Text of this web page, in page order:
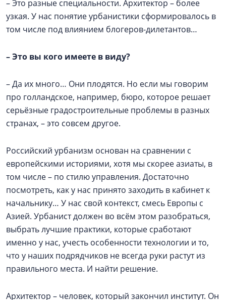
– Это разные специальности. Архитектор – более
узкая. У нас понятие урбанистики сформировалось в
том числе под влиянием блогеров-дилетантов…
–Это вы кого имеете в виду?
– Да их много… Они плодятся. Но если мы говорим
про голландское, например, бюро, которое решает
серьёзные градостроительные проблемы в разных
странах, – это совсем другое.
Российский урбанизм основан на сравнении с
европейскими историями, хотя мы скорее азиаты, в
том числе – по стилю управления. Достаточно
посмотреть, как у нас принято заходить в кабинет к
начальнику… У нас свой контекст, смесь Европы с
Азией. Урбанист должен во всём этом разобраться,
выбрать лучшие практики, которые сработают
именно у нас, учесть особенности технологии и то,
что у наших подрядчиков не всегда руки растут из
правильного места. И найти решение.
Архитектор – человек, который закончил институт. Он